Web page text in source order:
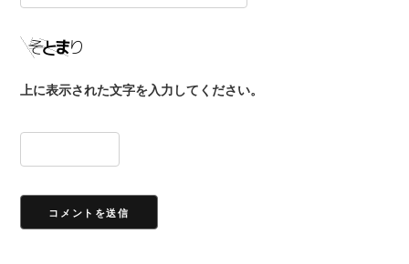
上に表示された文字を入力してください。